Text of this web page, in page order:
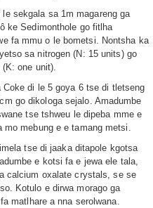
sekgala sa 1m magareng ga
ke Sedimonthole go fitlha
fa mmu o le bometsi. Nontsha ka
sa nitrogen (N: 15 units) go
one unit).
di le 5 goya 6 tse di tletseng
go dikologa sejalo. Amadumbe
tse tshweu le dipeba mme e
mebung e e tamang metsi.
tse di jaaka ditapole kgotsa
e kotsi fa e jewa ele tala,
calcium oxalate crystals, se se
Kotulo e dirwa morago ga
matlhare a nna serolwana.